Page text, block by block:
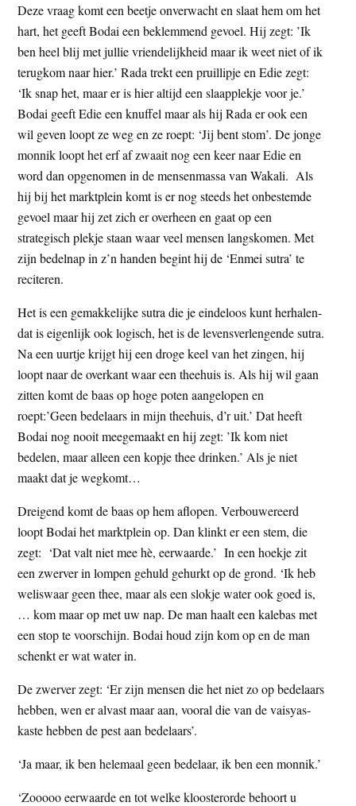
Deze vraag komt een beetje onverwacht en slaat hem om het
hart, het geeft Bodai een beklemmend gevoel. Hij zegt: ’Ik
ben heel blij met jullie vriendelijkheid maar ik weet niet of ik
terugkom naar hier.’ Rada trekt een pruillipje en Edie zegt:
‘Ik snap het, maar er is hier altijd een slaapplekje voor je.’
Bodai geeft Edie een knuffel maar als hij Rada er ook een
wil geven loopt ze weg en ze roept: ‘Jij bent stom’. De jonge
monnik loopt het erf af zwaait nog een keer naar Edie en
word dan opgenomen in de mensenmassa van Wakali. Als
hij bij het marktplein komt is er nog steeds het onbestemde
gevoel maar hij zet zich er overheen en gaat op een
strategisch plekje staan waar veel mensen langskomen. Met
zijn bedelnap in z’n handen begint hij de ‘Enmei sutra’ te
reciteren.
Het is een gemakkelijke sutra die je eindeloos kunt herhalen-
dat is eigenlijk ook logisch, het is de levensverlengende sutra.
Na een uurtje krijgt hij een droge keel van het zingen, hij
loopt naar de overkant waar een theehuis is. Als hij wil gaan
zitten komt de baas op hoge poten aangelopen en
roept:’Geen bedelaars in mijn theehuis, d’r uit.’ Dat heeft
Bodai nog nooit meegemaakt en hij zegt: ’Ik kom niet
bedelen, maar alleen een kopje thee drinken.’ Als je niet
maakt dat je wegkomt…
Dreigend komt de baas op hem aflopen. Verbouwereerd
loopt Bodai het marktplein op. Dan klinkt er een stem, die
zegt: ‘Dat valt niet mee hè, eerwaarde.’ In een hoekje zit
een zwerver in lompen gehuld gehurkt op de grond. ‘Ik heb
weliswaar geen thee, maar als een slokje water ook goed is,
… kom maar op met uw nap. De man haalt een kalebas met
een stop te voorschijn. Bodai houd zijn kom op en de man
schenkt er wat water in.
De zwerver zegt: ‘Er zijn mensen die het niet zo op bedelaars
hebben, wen er alvast maar aan, vooral die van de vaisyas-
kaste hebben de pest aan bedelaars’.
‘Ja maar, ik ben helemaal geen bedelaar, ik ben een monnik.’
‘Zooooo eerwaarde en tot welke kloosterorde behoort u